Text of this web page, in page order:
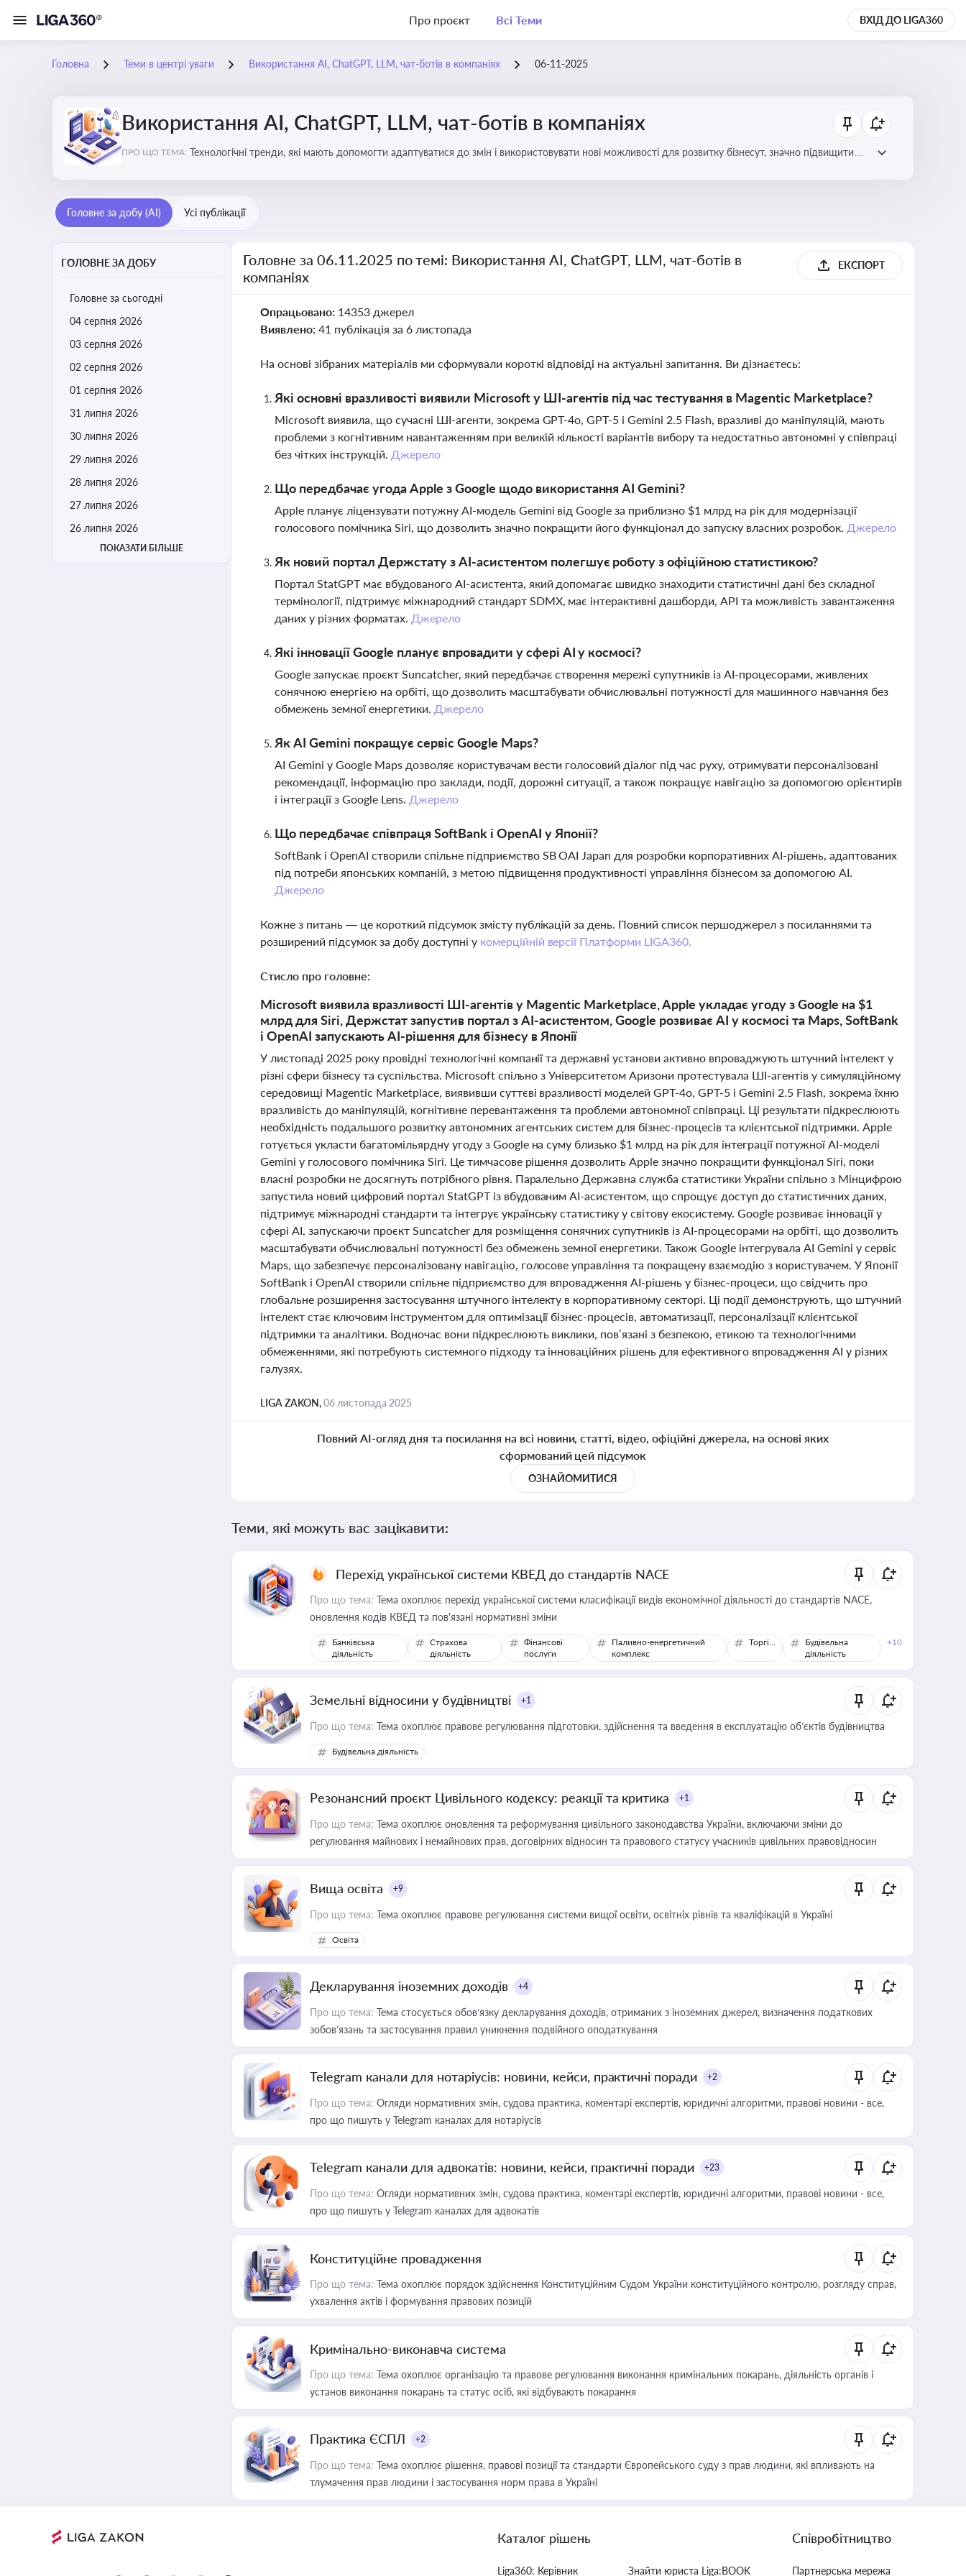
Про проєкт Всі Теми ВХІД ДО LIGA360
Головна Теми в центрі уваги Використання AI, ChatGPT, LLM, чат-ботів в компаніях 06-11-2025
Використання AI, ChatGPT, LLM, чат-ботів в компаніях
ПРО ЩО ТЕМА: Технологічні тренди, які мають допомогти адаптуватися до змін і використовувати нові можливості для розвитку бізнесут, значно підвищити
Головне за добу (AI) Усі публікації
ГОЛОВНЕ ЗА ДОБУ
Головне за сьогодні
04 серпня 2026
03 серпня 2026
02 серпня 2026
01 серпня 2026
31 липня 2026
30 липня 2026
29 липня 2026
28 липня 2026
27 липня 2026
26 липня 2026
ПОКАЗАТИ БІЛЬШЕ
Головне за 06.11.2025 по темі: Використання AI, ChatGPT, LLM, чат-ботів в
компаніях
ЕКСПОРТ
Опрацьовано: 14353 джерел
Виявлено: 41 публікація за 6 листопада
На основі зібраних матеріалів ми сформували короткі відповіді на актуальні запитання. Ви дізнаєтесь:
Які основні вразливості виявили Microsoft у ШІ-агентів під час тестування в Magentic Marketplace?
Microsoft виявила, що сучасні ШІ-агенти, зокрема GPT-4o, GPT-5 і Gemini 2.5 Flash, вразливі до маніпуляцій, мають
проблеми з когнітивним навантаженням при великій кількості варіантів вибору та недостатньо автономні у співпраці
без чітких інструкцій. Джерело
Що передбачає угода Apple з Google щодо використання AI Gemini?
Apple планує ліцензувати потужну AI-модель Gemini від Google за приблизно $1 млрд на рік для модернізації
голосового помічника Siri, що дозволить значно покращити його функціонал до запуску власних розробок. Джерело
Як новий портал Держстату з AI-асистентом полегшує роботу з офіційною статистикою?
Портал StatGPT має вбудованого AI-асистента, який допомагає швидко знаходити статистичні дані без складної
термінології, підтримує міжнародний стандарт SDMX, має інтерактивні дашборди, API та можливість завантаження
даних у різних форматах. Джерело
Які інновації Google планує впровадити у сфері AI у космосі?
Google запускає проєкт Suncatcher, який передбачає створення мережі супутників із AI-процесорами, живлених
сонячною енергією на орбіті, що дозволить масштабувати обчислювальні потужності для машинного навчання без
обмежень земної енергетики. Джерело
Як AI Gemini покращує сервіс Google Maps?
AI Gemini у Google Maps дозволяє користувачам вести голосовий діалог під час руху, отримувати персоналізовані
рекомендації, інформацію про заклади, події, дорожні ситуації, а також покращує навігацію за допомогою орієнтирів
і інтеграції з Google Lens. Джерело
Що передбачає співпраця SoftBank і OpenAI у Японії?
SoftBank і OpenAI створили спільне підприємство SB OAI Japan для розробки корпоративних AI-рішень, адаптованих
під потреби японських компаній, з метою підвищення продуктивності управління бізнесом за допомогою AI.
Джерело
Кожне з питань — це короткий підсумок змісту публікацій за день. Повний список першоджерел з посиланнями та
розширений підсумок за добу доступні у комерційній версії Платформи LIGA360.
Стисло про головне:
Microsoft виявила вразливості ШІ-агентів у Magentic Marketplace, Apple укладає угоду з Google на $1
млрд для Siri, Держстат запустив портал з AI-асистентом, Google розвиває AI у космосі та Maps, SoftBank
і OpenAI запускають AI-рішення для бізнесу в Японії
У листопаді 2025 року провідні технологічні компанії та державні установи активно впроваджують штучний інтелект у
різні сфери бізнесу та суспільства. Microsoft спільно з Університетом Аризони протестувала ШІ-агентів у симуляційному
середовищі Magentic Marketplace, виявивши суттєві вразливості моделей GPT-4o, GPT-5 і Gemini 2.5 Flash, зокрема їхню
вразливість до маніпуляцій, когнітивне перевантаження та проблеми автономної співпраці. Ці результати підкреслюють
необхідність подальшого розвитку автономних агентських систем для бізнес-процесів та клієнтської підтримки. Apple
готується укласти багатомільярдну угоду з Google на суму близько $1 млрд на рік для інтеграції потужної AI-моделі
Gemini у голосового помічника Siri. Це тимчасове рішення дозволить Apple значно покращити функціонал Siri, поки
власні розробки не досягнуть потрібного рівня. Паралельно Державна служба статистики України спільно з Мінцифрою
запустила новий цифровий портал StatGPT із вбудованим AI-асистентом, що спрощує доступ до статистичних даних,
підтримує міжнародні стандарти та інтегрує українську статистику у світову екосистему. Google розвиває інновації у
сфері AI, запускаючи проєкт Suncatcher для розміщення сонячних супутників із AI-процесорами на орбіті, що дозволить
масштабувати обчислювальні потужності без обмежень земної енергетики. Також Google інтегрувала AI Gemini у сервіс
Maps, що забезпечує персоналізовану навігацію, голосове управління та покращену взаємодію з користувачем. У Японії
SoftBank і OpenAI створили спільне підприємство для впровадження AI-рішень у бізнес-процеси, що свідчить про
глобальне розширення застосування штучного інтелекту в корпоративному секторі. Ці події демонструють, що штучний
інтелект стає ключовим інструментом для оптимізації бізнес-процесів, автоматизації, персоналізації клієнтської
підтримки та аналітики. Водночас вони підкреслюють виклики, пов’язані з безпекою, етикою та технологічними
обмеженнями, які потребують системного підходу та інноваційних рішень для ефективного впровадження AI у різних
галузях.
LIGA ZAKON,06 листопада 2025
Повний AI-огляд дня та посилання на всі новини, статті, відео, офіційні джерела, на основі яких
сформований цей підсумок
ОЗНАЙОМИТИСЯ
Теми, які можуть вас зацікавити:
Перехід української системи КВЕД до стандартів NACE
Про що тема: Тема охоплює перехід української системи класифікації видів економічної діяльності до стандартів NACE,
оновлення кодів КВЕД та пов'язані нормативні зміни
Банківська
діяльність
Страхова
діяльність
Фінансові
послуги
Паливно-енергетичний
комплекс
Торгівля
Будівельна
діяльність
+10
Земельні відносини у будівництві +1
Про що тема: Тема охоплює правове регулювання підготовки, здійснення та введення в експлуатацію об’єктів будівництва
Будівельна діяльність
Резонансний проєкт Цивільного кодексу: реакції та критика +1
Про що тема: Тема охоплює оновлення та реформування цивільного законодавства України, включаючи зміни до
регулювання майнових і немайнових прав, договірних відносин та правового статусу учасників цивільних правовідносин
Вища освіта +9
Про що тема: Тема охоплює правове регулювання системи вищої освіти, освітніх рівнів та кваліфікацій в Україні
Освіта
Декларування іноземних доходів +4
Про що тема: Тема стосується обов’язку декларування доходів, отриманих з іноземних джерел, визначення податкових
зобов’язань та застосування правил уникнення подвійного оподаткування
Telegram канали для нотаріусів: новини, кейси, практичні поради +2
Про що тема: Огляди нормативних змін, судова практика, коментарі експертів, юридичні алгоритми, правові новини - все,
про що пишуть у Telegram каналах для нотаріусів
Telegram канали для адвокатів: новини, кейси, практичні поради +23
Про що тема: Огляди нормативних змін, судова практика, коментарі експертів, юридичні алгоритми, правові новини - все,
про що пишуть у Telegram каналах для адвокатів
Конституційне провадження
Про що тема: Тема охоплює порядок здійснення Конституційним Судом України конституційного контролю, розгляду справ,
ухвалення актів і формування правових позицій
Кримінально-виконавча система
Про що тема: Тема охоплює організацію та правове регулювання виконання кримінальних покарань, діяльність органів і
установ виконання покарань та статус осіб, які відбувають покарання
Практика ЄСПЛ +2
Про що тема: Тема охоплює рішення, правові позиції та стандарти Європейського суду з прав людини, які впливають на
тлумачення прав людини і застосування норм права в Україні
Каталог рішень
Liga360: Керівник Знайти юриста Liga:BOOK
Співробітництво
Партнерська мережа